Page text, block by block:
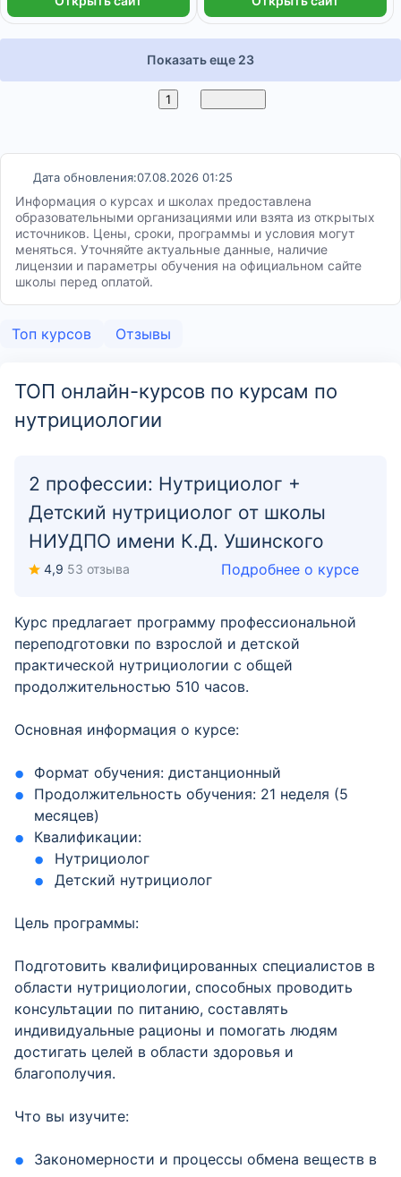
нутрициологии»
оздоровительных занятий по
фитнесу с дополнительной
присвоением квалификации
дополнительной
квалификацией «Фитнес
Показать еще 23
1
Дата обновления:07.08.2026 01:25
Информация о курсах и школах предоставлена
образовательными организациями или взята из открытых
источников. Цены, сроки, программы и условия могут
меняться. Уточняйте актуальные данные, наличие
лицензии и параметры обучения на официальном сайте
школы перед оплатой.
Топ курсов Отзывы
ТОП онлайн-курсов по курсам по
нутрициологии
2 профессии: Нутрициолог +
Детский нутрициолог от школы
НИУДПО имени К.Д. Ушинского
4,9 53 отзыва Подробнее о курсе
Курс предлагает программу профессиональной
переподготовки по взрослой и детской
практической нутрициологии с общей
продолжительностью 510 часов.
Основная информация о курсе:
Формат обучения: дистанционный
Продолжительность обучения: 21 неделя (5
месяцев)
Квалификации:
Нутрициолог
Детский нутрициолог
Цель программы:
Подготовить квалифицированных специалистов в
области нутрициологии, способных проводить
консультации по питанию, составлять
индивидуальные рационы и помогать людям
достигать целей в области здоровья и
благополучия.
Что вы изучите:
Закономерности и процессы обмена веществ в